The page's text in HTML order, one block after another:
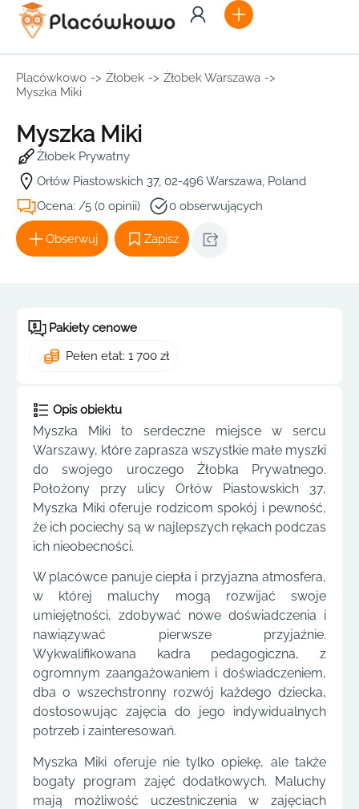
Placówkowo -> Żłobek -> Żłobek Warszawa ->
Myszka Miki
Myszka Miki
Żłobek Prywatny
Orłów Piastowskich 37, 02-496 Warszawa, Poland
Ocena: /5 (0 opinii)
0 obserwujących
Obserwuj Zapisz
Pakiety cenowe
Pełen etat: 1 700 zł
Opis obiektu
Myszka Miki to serdeczne miejsce w sercu
Warszawy, które zaprasza wszystkie małe myszki
do swojego uroczego Żłobka Prywatnego.
Położony przy ulicy Orłów Piastowskich 37,
Myszka Miki oferuje rodzicom spokój i pewność,
że ich pociechy są w najlepszych rękach podczas
ich nieobecności.
W placówce panuje ciepła i przyjazna atmosfera,
w której maluchy mogą rozwijać swoje
umiejętności, zdobywać nowe doświadczenia i
nawiązywać pierwsze przyjaźnie.
Wykwalifikowana kadra pedagogiczna, z
ogromnym zaangażowaniem i doświadczeniem,
dba o wszechstronny rozwój każdego dziecka,
dostosowując zajęcia do jego indywidualnych
potrzeb i zainteresowań.
Myszka Miki oferuje nie tylko opiekę, ale także
bogaty program zajęć dodatkowych. Maluchy
mają możliwość uczestniczenia w zajęciach